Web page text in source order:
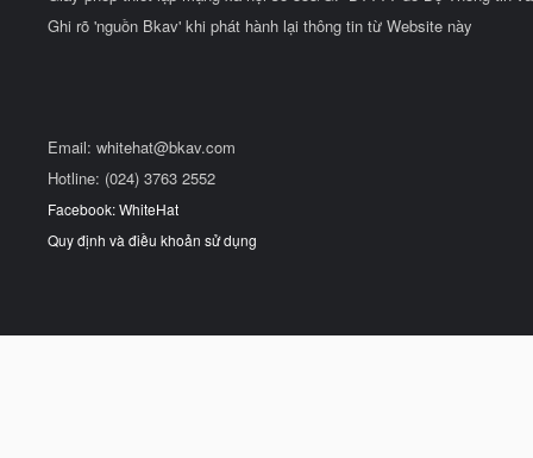
Ghi rõ 'nguồn Bkav' khi phát hành lại thông tin từ Website này
Email: whitehat@bkav.com
Hotline: (024) 3763 2552
Facebook: WhiteHat
Quy định và điều khoản sử dụng